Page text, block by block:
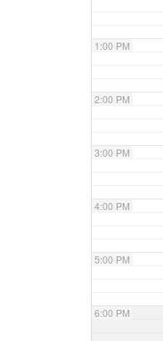
1:00 PM
2:00 PM
3:00 PM
4:00 PM
5:00 PM
6:00 PM